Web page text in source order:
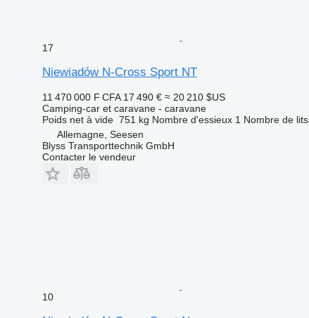
17
Niewiadów N-Cross Sport NT
11 470 000 F CFA 17 490 € ≈ 20 210 $US
Camping-car et caravane - caravane
Poids net à vide 751 kg Nombre d'essieux 1 Nombre de lits
Allemagne, Seesen
Blyss Transporttechnik GmbH
Contacter le vendeur
10